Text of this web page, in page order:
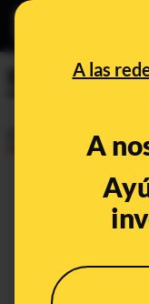
A las
A
Bitcoin Digital